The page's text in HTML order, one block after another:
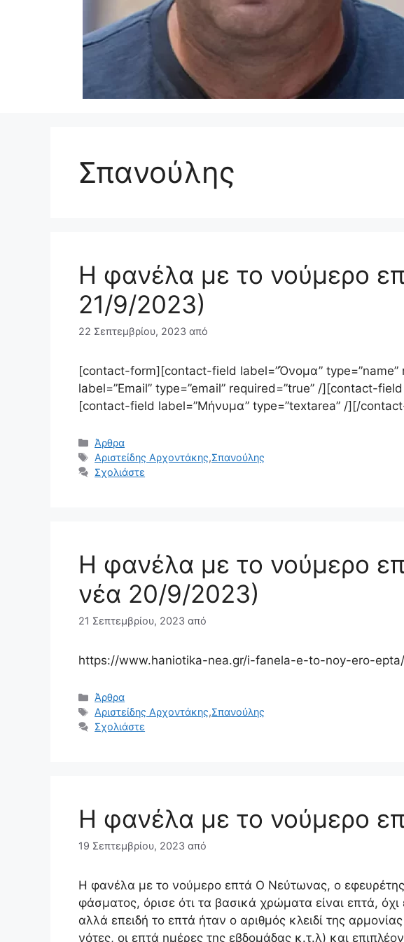
Σπανούλης
Η φανέλα με το νούμερο
21/9/2023)
22 Σεπτεμβρίου, 2023 από
[contact-form][contact-field label=”Όνομα”
label=”Email” type=”email” required=”true” /][contact-field
[contact-field label=”Μήνυμα” type=”textarea” /][/
Κατηγορίες
Άρθρα
Ετικέτες
Αριστείδης Αρχοντάκης,Σπανούλης
Σχολιάστε
Η φανέλα με το νούμερο
νέα 20/9/2023)
21 Σεπτεμβρίου, 2023 από
https://www.haniotika-nea.gr/i-fanela-e-to-noy-ero-epta/
Κατηγορίες
Άρθρα
Ετικέτες
Αριστείδης Αρχοντάκης,Σπανούλης
Σχολιάστε
Η φανέλα με το νούμερο
19 Σεπτεμβρίου, 2023 από
Η φανέλα με το νούμερο επτά Ο Νεύτωνας, ο
φάσματος, όρισε ότι τα βασικά χρώματα είναι επτά,
αλλά επειδή το επτά ήταν ο αριθμός κλειδί της
νότες, οι επτά ημέρες της εβδομάδας κ.τ.λ) και